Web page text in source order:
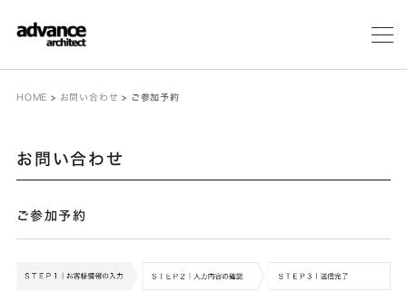
メ
HOME > お問い合わせ > ご参加予約
お問い合わせ
ご参加予約